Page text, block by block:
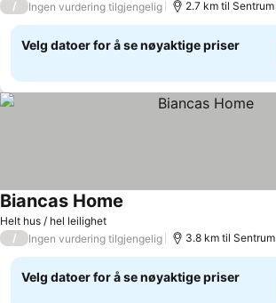
/ Ingen vurdering tilgjengelig 2.7 km til Sentrum
Velg datoer for å se nøyaktige priser
Helt hus / hel leilighet
Biancas Home
/ Ingen vurdering tilgjengelig 3.8 km til Sentrum
Velg datoer for å se nøyaktige priser